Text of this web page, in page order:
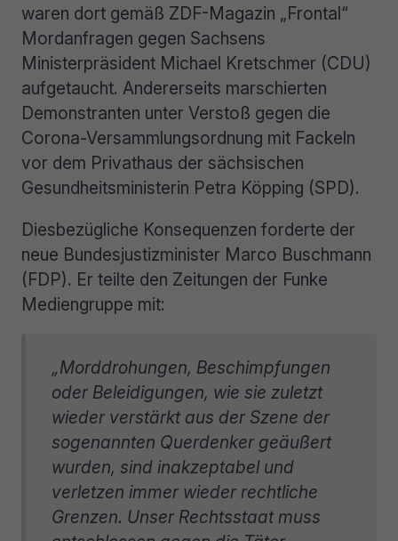
waren dort gemäß ZDF-Magazin „Frontal“
Mordanfragen gegen Sachsens
Ministerpräsident Michael Kretschmer (CDU)
aufgetaucht. Andererseits marschierten
Demonstranten unter Verstoß gegen die
Corona-Versammlungsordnung mit Fackeln
vor dem Privathaus der sächsischen
Gesundheitsministerin Petra Köpping (SPD).
Diesbezügliche Konsequenzen forderte der
neue Bundesjustizminister Marco Buschmann
(FDP). Er teilte den Zeitungen der Funke
Mediengruppe mit:
„Morddrohungen, Beschimpfungen
oder Beleidigungen, wie sie zuletzt
wieder verstärkt aus der Szene der
sogenannten Querdenker geäußert
wurden, sind inakzeptabel und
verletzen immer wieder rechtliche
Grenzen. Unser Rechtsstaat muss